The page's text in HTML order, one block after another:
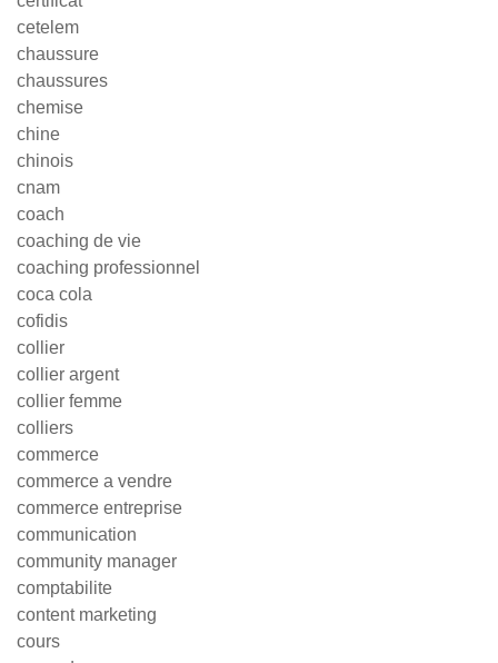
cetelem
chaussure
chaussures
chemise
chine
chinois
cnam
coach
coaching de vie
coaching professionnel
coca cola
cofidis
collier
collier argent
collier femme
colliers
commerce
commerce a vendre
commerce entreprise
communication
community manager
comptabilite
content marketing
cours